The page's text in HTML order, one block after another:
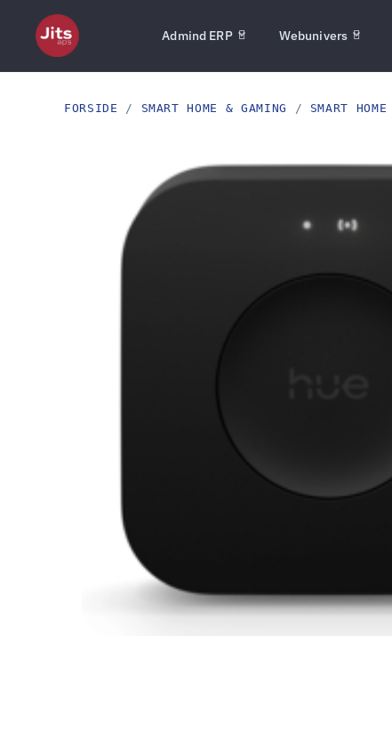
Admind ERP Webunivers
FORSIDE / SMART HOME & GAMING / SMART HOME